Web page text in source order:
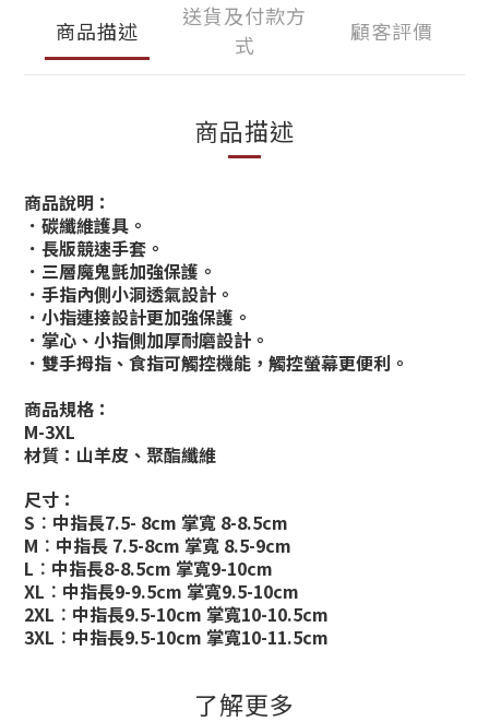
商品描述
送貨及付款方
式
顧客評價
商品描述
商品說明：
．碳纖維護具。
．長版競速手套。
．三層魔鬼氈加強保護。
．手指內側小洞透氣設計。
．小指連接設計更加強保護。
．掌心、小指側加厚耐磨設計。
．雙手拇指、食指可觸控機能，觸控螢幕更便利。
商品規格：
M-3XL
材質：山羊皮、聚酯纖維
尺寸：
S︰中指長7.5- 8cm 掌寬 8-8.5cm
M︰中指長 7.5-8cm 掌寬 8.5-9cm
L︰中指長8-8.5cm 掌寬9-10cm
XL︰中指長9-9.5cm 掌寬9.5-10cm
2XL︰中指長9.5-10cm 掌寬10-10.5cm
3XL︰中指長9.5-10cm 掌寬10-11.5cm
了解更多